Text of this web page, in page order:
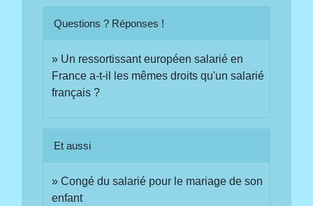
Questions ? Réponses !
Un ressortissant européen salarié en
France a-t-il les mêmes droits qu'un salarié
français ?
Et aussi
Congé du salarié pour le mariage de son
enfant